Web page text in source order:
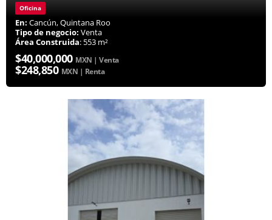
Oficina
En: Cancún, Quintana Roo
Tipo de negocio: Venta
Área Construida: 553 m²
$40,000,000 MXN | Venta
$248,850 MXN | Renta